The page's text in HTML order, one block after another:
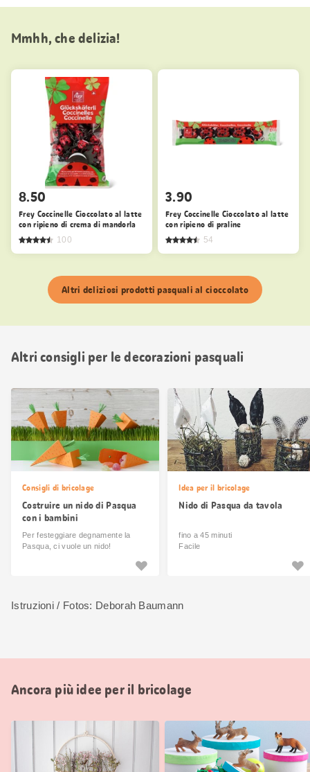
Mmhh, che delizia!
8.50
Frey Coccinelle Cioccolato al latte
con ripieno di crema di mandorla
100
3.90
Frey Coccinelle Cioccolato al latte
con ripieno di praline
54
Altri deliziosi prodotti pasquali al cioccolato
Altri consigli per le decorazioni pasquali
Consigli di bricolage
Costruire un nido di Pasqua
con i bambini
Per festeggiare degnamente la
Pasqua, ci vuole un nido!
Idea per il bricolage
Nido di Pasqua da tavola
fino a 45 minuti
Facile
Istruzioni / Fotos: Deborah Baumann
Ancora più idee per il bricolage